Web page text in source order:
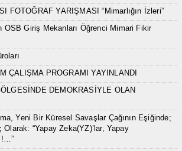
FOTOĞRAF YARIŞMASI “Mimarlığın İzleri”
OSB Giriş Mekanları Öğrenci Mimari Fikir
ÇALIŞMA PROGRAMI YAYINLANDI
DEMOKRASİYLE OLAN
Yeni Bir Küresel Savaşlar Çağının Eşiğinde;
Olarak: “Yapay Zeka(YZ)’lar, Yapay